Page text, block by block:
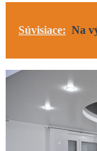
Súvisiace: Na